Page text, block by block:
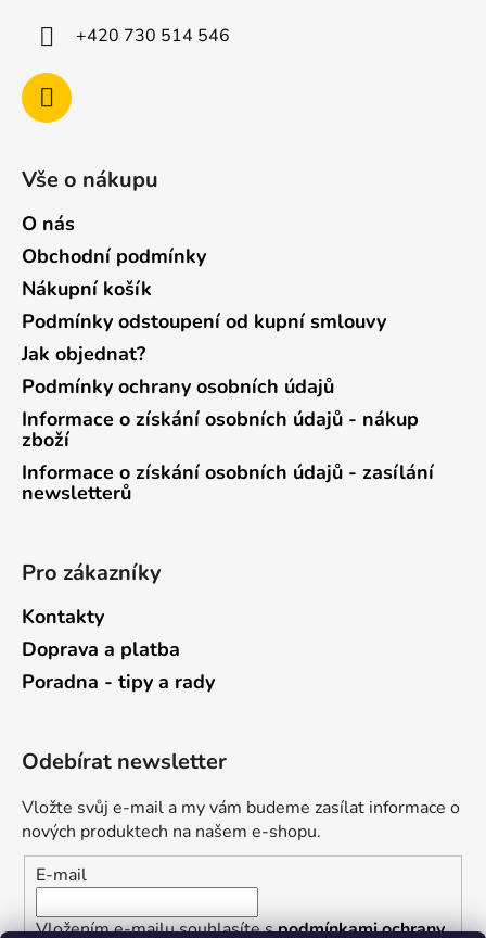
+420 730 514 546
Vše o nákupu
O nás
Obchodní podmínky
Nákupní košík
Podmínky odstoupení od kupní smlouvy
Jak objednat?
Podmínky ochrany osobních údajů
Informace o získání osobních údajů - nákup
zboží
Informace o získání osobních údajů - zasílání
newsletterů
Pro zákazníky
Kontakty
Doprava a platba
Poradna - tipy a rady
Odebírat newsletter
Vložte svůj e-mail a my vám budeme zasílat informace o
nových produktech na našem e-shopu.
E-mail
Vložením e-mailu souhlasíte spodmínkami ochrany